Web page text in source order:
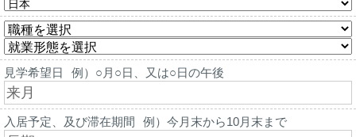
見学希望日 例）○月○日、又は○日の午後
入居予定、及び滞在期間 例）今月末から10月末まで